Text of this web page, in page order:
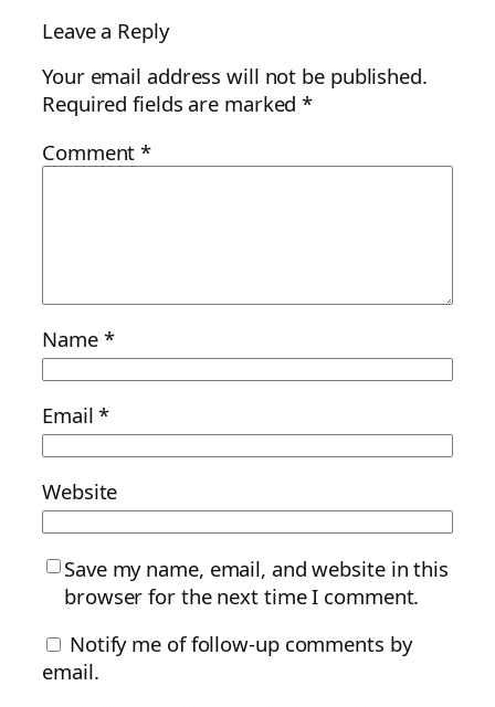
Leave a Reply
Your email address will not be published.
Required fields are marked*
Comment*
Name *
Email*
Website
Save my name, email, and website in this
browser for the next time I comment.
Notify me of follow-up comments by
email.